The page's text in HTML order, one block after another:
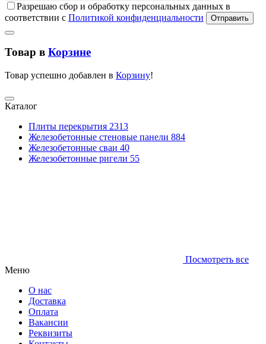
Разрешаю сбор и обработку персональных данных в
соответствии с Политикой конфиденциальности Отправить
Товар в Корзине
Товар успешно добавлен в Корзину!
Каталог
Плиты перекрытия 2313
Железобетонные стеновые панели 884
Железобетонные сваи 40
Железобетонные ригели 55
Посмотреть все
Меню
О нас
Доставка
Оплата
Вакансии
Реквизиты